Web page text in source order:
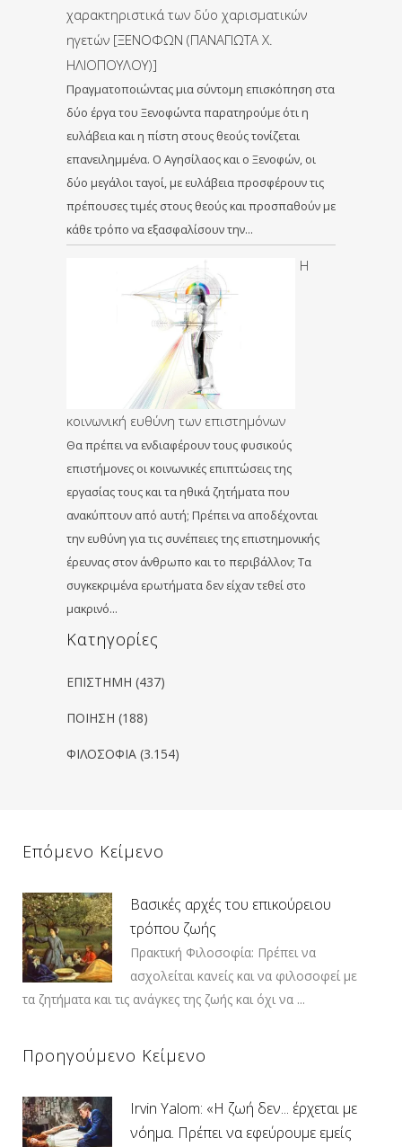
χαρακτηριστικά των δύο χαρισματικών
ηγετών [ΞΕΝΟΦΩΝ (ΠΑΝΑΓΙΩΤΑ Χ.
ΗΛΙΟΠΟΥΛΟΥ)]
Πραγματοποιώντας μια σύντομη επισκόπηση στα
δύο έργα του Ξενοφώντα παρατηρούμε ότι η
ευλάβεια και η πίστη στους θεούς τονίζεται
επανειλημμένα. Ο Αγησίλαος και ο Ξενοφών, οι
δύο μεγάλοι ταγοί, με ευλάβεια προσφέρουν τις
πρέπουσες τιμές στους θεούς και προσπαθούν με
κάθε τρόπο να εξασφαλίσουν την…
Η
κοινωνική ευθύνη των επιστημόνων
Θα πρέπει να ενδιαφέρουν τους φυσικούς
επιστήμονες οι κοινωνικές επιπτώσεις της
εργασίας τους και τα ηθικά ζητήματα που
ανακύπτουν από αυτή; Πρέπει να αποδέχονται
την ευθύνη για τις συνέπειες της επιστημονικής
έρευνας στον άνθρωπο και το περιβάλλον; Τα
συγκεκριμένα ερωτήματα δεν είχαν τεθεί στο
μακρινό…
Kατηγορίες
ΕΠΙΣΤΗΜΗ (437)
ΠΟΙΗΣΗ (188)
ΦΙΛΟΣΟΦΙΑ (3.154)
Επόμενο Κείμενο
Βασικές αρχές του επικούρειου
τρόπου ζωής
Πρακτική Φιλοσοφία: Πρέπει να
ασχολείται κανείς και να φιλοσοφεί με
τα ζητήματα και τις ανάγκες της ζωής και όχι να ...
Προηγούμενο Κείμενο
Irvin Yalom: «Η ζωή δεν... έρχεται με
νόημα. Πρέπει να εφεύρουμε εμείς